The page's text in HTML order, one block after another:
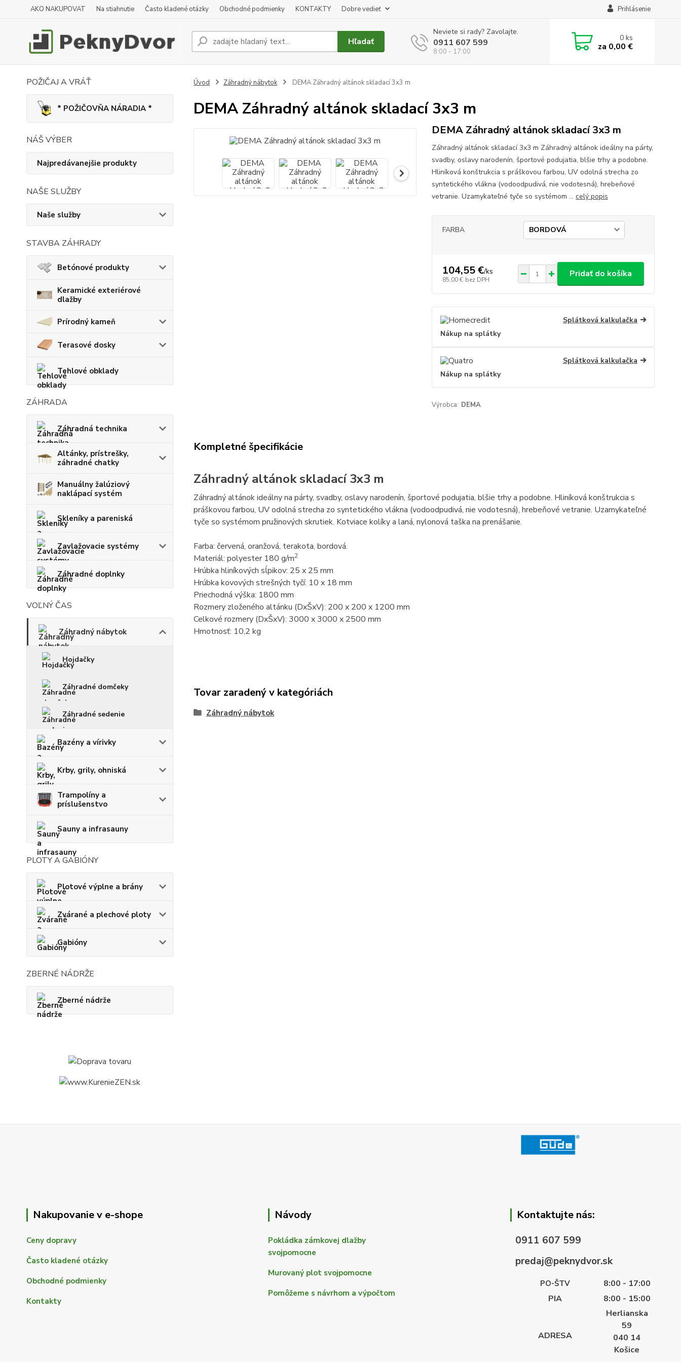
AKO NAKUPOVAT Na stiahnutie Často kladené otázky Obchodné podmienky KONTAKTY Dobre vedieť Prihlásenie
Hľadať
Neviete si rady? Zavolajte.
0911 607 599
8:00 - 17:00
0ks
za 0,00 €
POŽIČAJ A VRÁŤ
* POŽIČOVŇA NÁRADIA *
NÁŠ VÝBER
Najpredávanejšie produkty
NAŠE SLUŽBY
Naše služby
STAVBA ZÁHRADY
Betónové produkty
Keramické exteriérové
dlažby
Prírodný kameň
Terasové dosky
Tehlové obklady
ZÁHRADA
Záhradná technika
Altánky, prístrešky,
záhradné chatky
Manuálny žalúziový
naklápací systém
Skleníky a pareniská
Zavlažovacie systémy
Záhradné doplnky
VOĽNÝ ČAS
Záhradný nábytok
Hojdačky
Záhradné domčeky
Záhradné sedenie
Bazény a vírivky
Krby, grily, ohniská
Trampolíny a
príslušenstvo
Sauny a infrasauny
PLOTY A GABIÓNY
Plotové výplne a brány
Zvárané a plechové ploty
Gabióny
ZBERNÉ NÁDRŽE
Zberné nádrže
Úvod Záhradný nábytok DEMA Záhradný altánok skladací 3x3 m
DEMA Záhradný altánok skladací 3x3 m
DEMA Záhradný altánok skladací 3x3 m
Záhradný altánok skladací 3x3 m Záhradný altánok ideálny na párty,
svadby, oslavy narodenín, športové podujatia, blšie trhy a podobne.
Hliníková konštrukcia s práškovou farbou, UV odolná strecha zo
syntetického vlákna (vodoodpudivá, nie vodotesná), hrebeňové
vetranie. Uzamykateľné tyče so systémom ... celý popis
FARBA
104,55 €/ks
85,00 € bez DPH
Pridať do košíka
Splátková kalkulačka
Nákup na splátky
Splátková kalkulačka
Nákup na splátky
Výrobca: DEMA
Kompletné špecifikácie
Záhradný altánok skladací 3x3 m
Záhradný altánok ideálny na párty, svadby, oslavy narodenín, športové podujatia, blšie trhy a podobne. Hliníková konštrukcia s
práškovou farbou, UV odolná strecha zo syntetického vlákna (vodoodpudivá, nie vodotesná), hrebeňové vetranie. Uzamykateľné
tyče so systémom pružinových skrutiek. Kotviace kolíky a laná, nylonová taška na prenášanie.
Farba: červená, oranžová, terakota, bordová.
Materiál: polyester 180 g/m2
Hrúbka hliníkových sĺpikov: 25 x 25 mm
Hrúbka kovových strešných tyčí: 10 x 18 mm
Priechodná výška: 1800 mm
Rozmery zloženého altánku (DxŠxV): 200 x 200 x 1200 mm
Celkové rozmery (DxŠxV): 3000 x 3000 x 2500 mm
Hmotnosť: 10,2 kg
Tovar zaradený v kategóriách
Záhradný nábytok
Nakupovanie v e-shope
Ceny dopravy
Často kladené otázky
Obchodné podmienky
Kontakty
Návody
Pokládka zámkovej dlažby
svojpomocne
Murovaný plot svojpomocne
Pomôžeme s návrhom a výpočtom
Kontaktujte nás:
0911 607 599
predaj@peknydvor.sk
PO-ŠTV
8:00 - 17:00
PIA
8:00 - 15:00
ADRESA
Herlianska
59
040 14
Košice